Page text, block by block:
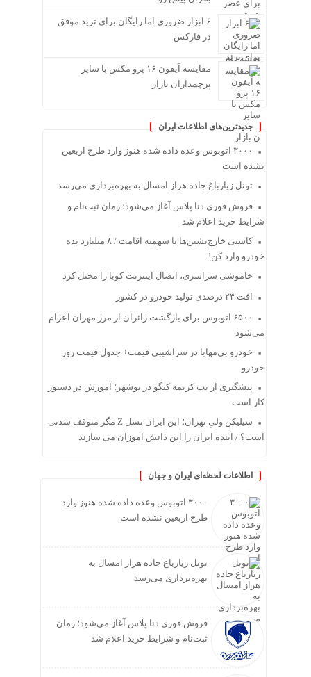
۶ ابزار ضروری اما رایگان برای ترید موفق
در فارکس
مقایسه آیفون ۱۶ پرو مکس با سایر
پرچمداران بازار
جدیدترین‌های اطلاعات ایران
۳۰۰۰ اتوبوس وعده داده شده هنوز وارد طرح اربعین
نشده است
تونل زیارباغ جاده هراز امسال به بهره‌برداری می‌رسد
فروش فوری دنا پلاس آغاز می‌شود؛ زمان ثبت‌نام و
شرایط خرید اعلام شد
کاسبی خارج‌نشین‌ها با سهمیه اقامت / ۸ میلیارد بده
خودرو وارد کن!
خاموشی سراسری، اتصال اینترنت کوبا را مختل کرد
افت ۲۴ درصدی تولید خودرو در کشور
۶۵۰۰ اتوبوس برای بازگشت زائران از مرز مهران اعزام
می‌شود
خودرو بی‌مهابا در سراشیبی قیمت+ جدول قیمت روز
خودرو
پیشگیری از تب کریمه کنگو در بوشهر؛ آموزش در دستور
کار است
سیلیکن ولیِ تهران؛ این ایران نسل Z مگر متوقف شدنی
است؟ / آینده ایران را این دانش آموزان می سازند
اطلاعات لحظه‌ای ایران و جهان
۳۰۰۰ اتوبوس وعده داده شده هنوز وارد
طرح اربعین نشده است
تونل زیارباغ جاده هراز امسال به
بهره‌برداری می‌رسد
فروش فوری دنا پلاس آغاز می‌شود؛ زمان
ثبت‌نام و شرایط خرید اعلام شد